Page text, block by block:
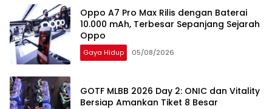
Oppo A7 Pro Max Rilis dengan Baterai
10.000 mAh, Terbesar Sepanjang Sejarah
Oppo
Gaya Hidup 05/08/2026
GOTF MLBB 2026 Day 2: ONIC dan Vitality
Bersiap Amankan Tiket 8 Besar